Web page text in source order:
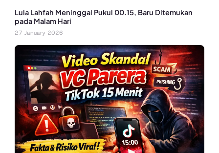
Lula Lahfah Meninggal Pukul 00.15, Baru Ditemukan
pada Malam Hari
27 January 2026